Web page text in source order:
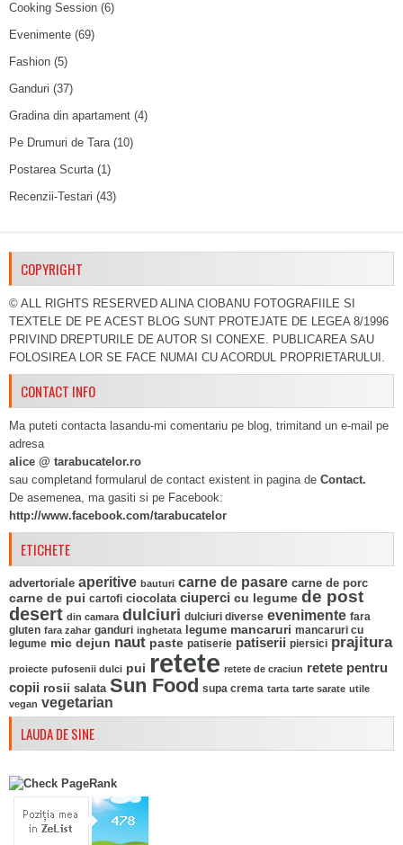
Cooking Session (6)
Evenimente (69)
Fashion (5)
Ganduri (37)
Gradina din apartament (4)
Pe Drumuri de Tara(10)
Postarea Scurta(1)
Recenzii-Testari (43)
COPYRIGHT
© ALL RIGHTS RESERVED ALINA CIOBANU FOTOGRAFIILE SI
TEXTELE DE PE ACEST BLOG SUNT PROTEJATE DE LEGEA 8/1996
PRIVIND DREPTURILE DE AUTOR SI CONEXE. PUBLICAREA SAU
FOLOSIREA LOR SE FACE NUMAI CU ACORDUL PROPRIETARULUI.
CONTACT INFO
Ma puteti contacta lasandu-mi comentariu pe blog, trimitand un e-mail pe
adresa
alice @ tarabucatelor.ro
sau completand formularul de contact existent in pagina de Contact.
De asemenea, ma gasiti si pe Facebook:
http://www.facebook.com/tarabucatelor
ETICHETE
advertoriale aperitive bauturi carne de pasare carne de porc
carne de pui cartofi ciocolata ciuperci cu legume de post
desert din camara dulciuri dulciuri diverse evenimente fara
gluten fara zahar ganduri inghetata legume mancaruri mancaruri cu
legume mic dejun naut paste patiserie patiserii piersici prajitura
proiecte pufosenii dulci pui retete retete de craciun retete pentru
copii rosii salata Sun Food supa crema tarta tarte sarate utile
vegan vegetarian
LAUDA DE SINE